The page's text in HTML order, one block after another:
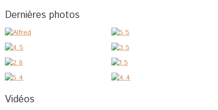
Dernières photos
Vidéos